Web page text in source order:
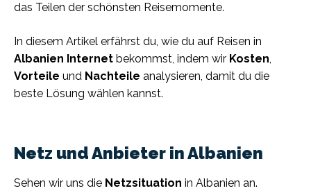
das Teilen der schönsten Reisemomente.
In diesem Artikel erfährst du, wie du auf Reisen in
Albanien Internet bekommst, indem wir Kosten,
Vorteile und Nachteile analysieren, damit du die
beste Lösung wählen kannst.
Netz und Anbieter in Albanien
Sehen wir uns die Netzsituation in Albanien an.